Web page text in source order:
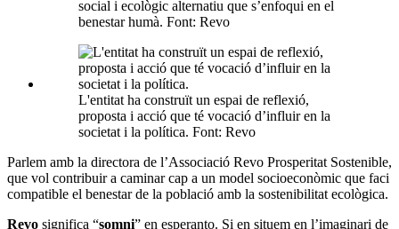
social i ecològic alternatiu que s’enfoqui en el
benestar humà. Font: Revo
L'entitat ha construït un espai de reflexió,
proposta i acció que té vocació d’influir en la
societat i la política. Font: Revo
Parlem amb la directora de l’Associació Revo Prosperitat Sostenible,
que vol contribuir a caminar cap a un model socioeconòmic que faci
compatible el benestar de la població amb la sostenibilitat ecològica.
Revo significa “somni” en esperanto. Si en situem en l’imaginari de